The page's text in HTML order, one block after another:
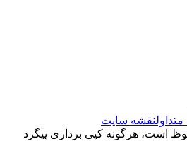
نقشه سایت
است، هرگونه کپی برداری پیگرد